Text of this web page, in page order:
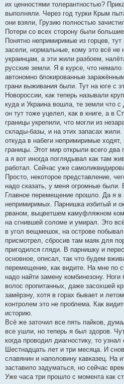
их ценностями толерантностью?
выполняли. Через год турки Крым
они взяли, Грузию полностью
Потери со всех сторону были
Понятно непримиримые из горцев,
засели, нормальные, кому это всё
украинцам, а эти жили разбоем,
русские земли. Я в курсе, что
автономно блокированные
грани выживания были. Тут на юге с
Новороссии, как теперь называли
куда и Украина вошла, те земли что
он тут тоже уцелел, как в книге, а в
границы укрепили, что могли из
склады-базы, и на этих запасах
откуда в набеги непримиримые
границы. Этот мир открыли всего два
а я вот иногда поглядывал как там
работал. Сейчас уже
Просто, некоторое представление,
надо сказать, у меня огромные
Главное перемещение прошло. Да я в
непримиримых. Парнишка избитый и
рваном, выцветшем камуфляжном
на сгнившей соломе и умирал. Это
в угол вещмешок, на острове
присмотрел, сбросив там маяк для
пригодился гляди. В парнишку и
основное, описал, так что будем
перемещение, как видите. На мне по
надо найти замену комбинезону.
волос пропитанных, даже засохшей
замёрзну, хотя в горах бывает и
контролем это не проблема. Как
историю.
Всё же заточил все пять пайков,
все ушли, но теперь я был здоров.
когда проводил диагностику, то
Шестнадцать лет и три месяца. И
славянин и наполовину кавказец. На
заставило задуматься, но сейчас
Уже часа три прошло с момента как